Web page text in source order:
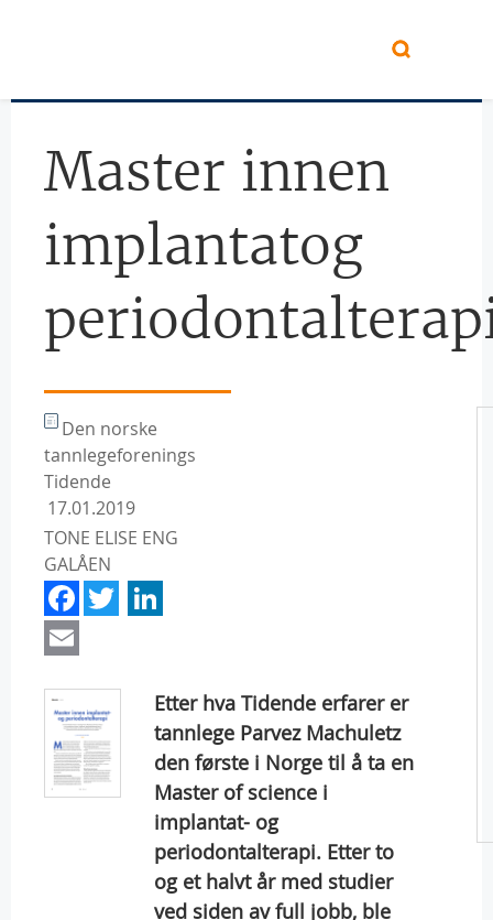
Master innen
implantatog
Den norske
tannlegeforenings
Tidende
17.01.2019
TONE ELISE ENG
GALÅEN
Facebook
Twitter
Etter hva Tidende erfarer er
tannlege Parvez Machuletz
den første i Norge til å ta en
Master of science i
implantat- og
periodontalterapi. Etter to
og et halvt år med studier
ved siden av full jobb, ble